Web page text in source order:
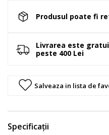
Produsul poate fi
Livrarea este
peste 400 Lei
Salveaza in lista de
Specificații